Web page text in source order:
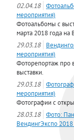
02.04.18
мероприятия)
Фотоальбомы с
марта 2018 года
29.03.18
мероприятия)
Фоторепортаж про
выставки.
29.03.18
мероприятия)
Фотографии с
28.03.18
Фото:
ВендингЭкспо